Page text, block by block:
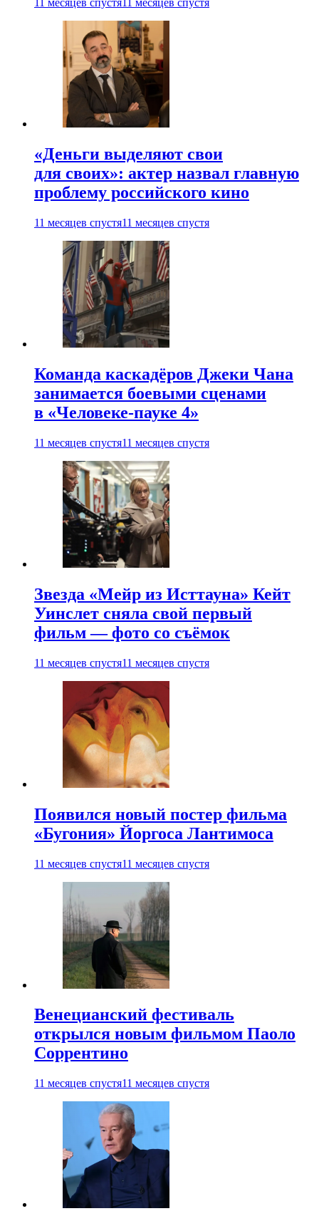
11 месяцев спустя11 месяцев спустя
«Деньги выделяют свои
для своих»: актер назвал главную
проблему российского кино
11 месяцев спустя11 месяцев спустя
Команда каскадёров Джеки Чана
занимается боевыми сценами
в «Человеке-пауке 4»
11 месяцев спустя11 месяцев спустя
Звезда «Мейр из Исттауна» Кейт
Уинслет сняла свой первый
фильм — фото со съёмок
11 месяцев спустя11 месяцев спустя
Появился новый постер фильма
«Бугония» Йоргоса Лантимоса
11 месяцев спустя11 месяцев спустя
Венецианский фестиваль
открылся новым фильмом Паоло
Соррентино
11 месяцев спустя11 месяцев спустя